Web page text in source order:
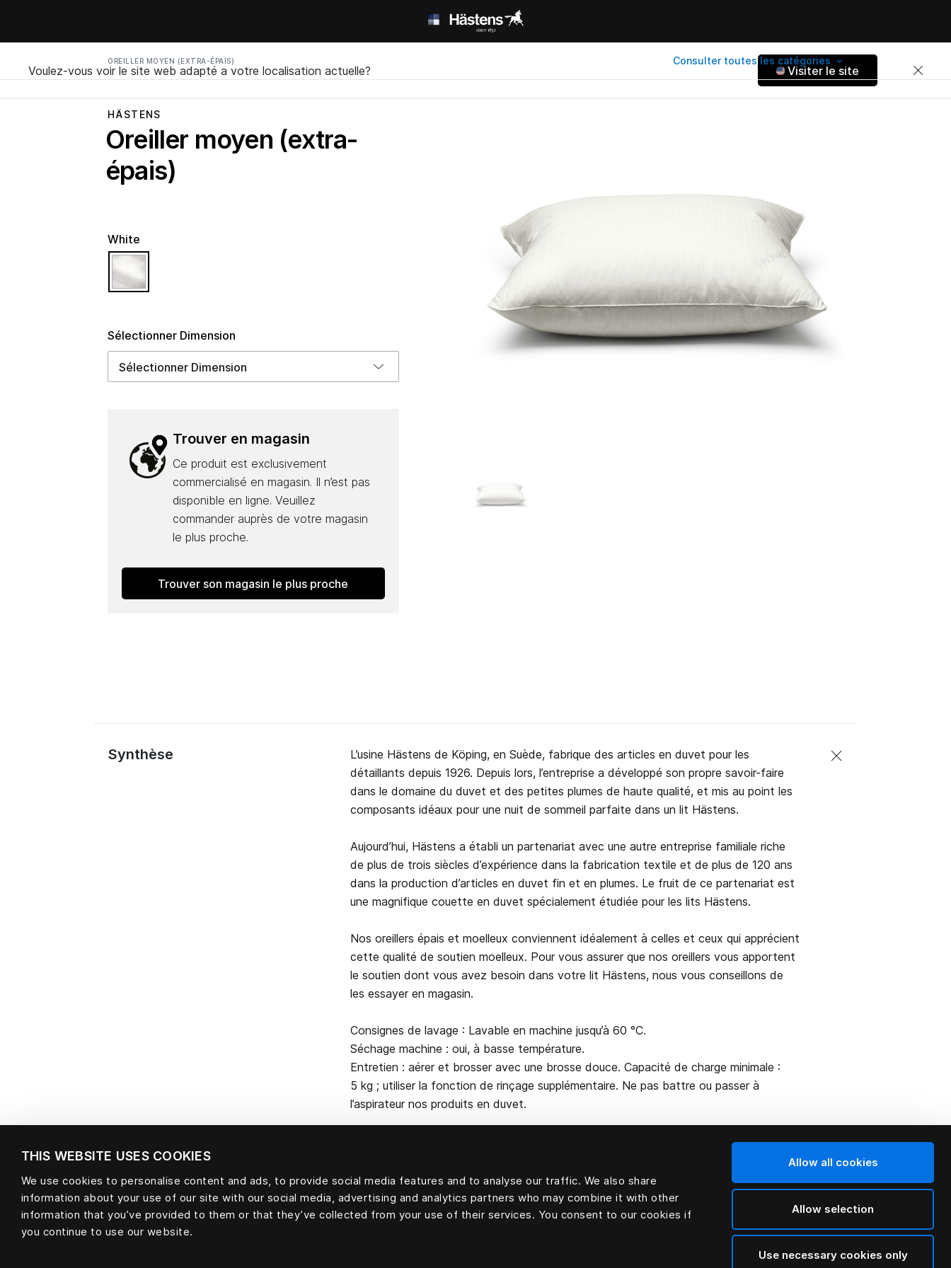
THIS WEBSITE USES COOKIES
We use cookies to personalise content and ads, to provide social media features and to analyse our traffic. We also share
information about your use of our site with our social media, advertising and analytics partners who may combine it with other
information that you’ve provided to them or that they’ve collected from your use of their services. You consent to our cookies if
you continue to use our website.
Allow all cookies
Allow selection
Use necessary cookies only
OREILLER MOYEN (EXTRA-ÉPAIS) Consulter toutes les catégories
Voulez-vous voir le site web adapté a votre localisation actuelle? Visiter le site
HÄSTENS
Oreiller moyen (extra-
épais)
Sélectionner Dimension
White
Trouver en magasin
Ce produit est exclusivement
commercialisé en magasin. Il n’est pas
disponible en ligne. Veuillez
commander auprès de votre magasin
le plus proche.
Trouver son magasin le plus proche
Synthèse
L’usine Hästens de Köping, en Suède, fabrique des articles en duvet pour les
détaillants depuis 1926. Depuis lors, l’entreprise a développé son propre savoir-faire
dans le domaine du duvet et des petites plumes de haute qualité, et mis au point les
composants idéaux pour une nuit de sommeil parfaite dans un lit Hästens.
Aujourd’hui, Hästens a établi un partenariat avec une autre entreprise familiale riche
de plus de trois siècles d’expérience dans la fabrication textile et de plus de 120 ans
dans la production d’articles en duvet fin et en plumes. Le fruit de ce partenariat est
une magnifique couette en duvet spécialement étudiée pour les lits Hästens.
Nos oreillers épais et moelleux conviennent idéalement à celles et ceux qui apprécient
cette qualité de soutien moelleux. Pour vous assurer que nos oreillers vous apportent
le soutien dont vous avez besoin dans votre lit Hästens, nous vous conseillons de
les essayer en magasin.
Consignes de lavage : Lavable en machine jusqu’à 60 °C.
Séchage machine : oui, à basse température.
Entretien : aérer et brosser avec une brosse douce. Capacité de charge minimale :
5 kg ; utiliser la fonction de rinçage supplémentaire. Ne pas battre ou passer à
l’aspirateur nos produits en duvet.
Matière
Garniture : 70 % duvet d’oie et 30 % plumes d’oie.
Enveloppe extérieure : 100 % coton